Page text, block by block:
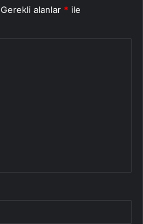
Gerekli alanlar * ile